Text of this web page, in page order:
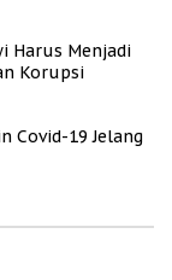
Harus Menjadi
Korupsi
Covid-19 Jelang